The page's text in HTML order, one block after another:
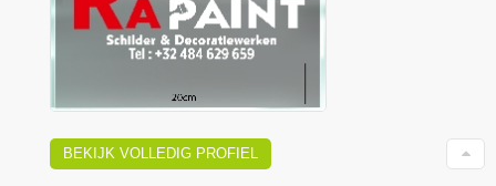
BEKIJK VOLLEDIG PROFIEL